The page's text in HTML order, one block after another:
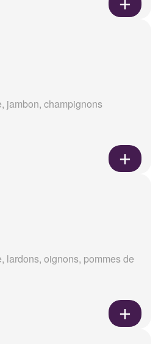
jambon, champignons
lardons, oignons, pommes de